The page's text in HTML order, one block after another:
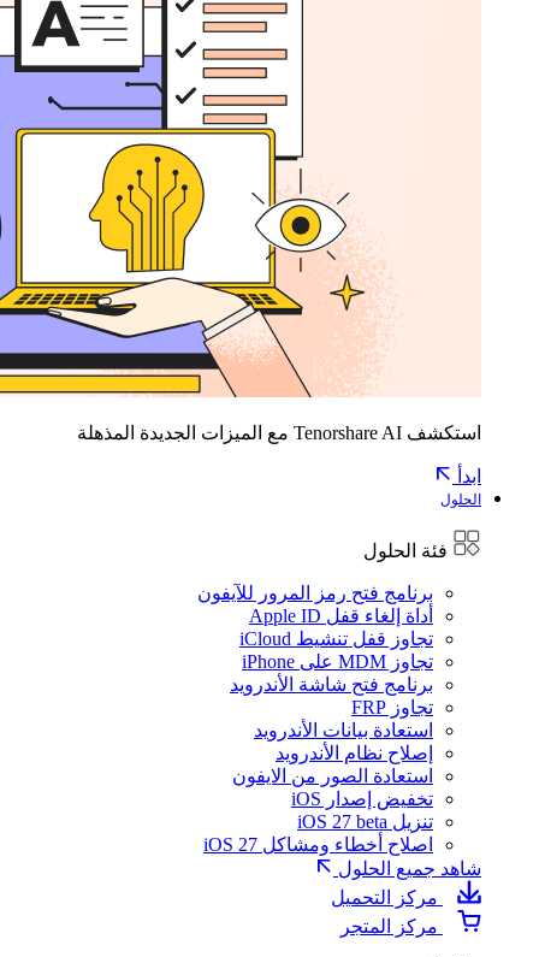
استكشف Tenorshare AI مع الميزات الجديدة المذهلة
ابدأ
الحلول
فئة الحلول
برنامج فتح رمز المرور للآيفون
أداة إلغاء قفل Apple ID
تجاوز قفل تنشيط iCloud
تجاوز MDM على iPhone
برنامج فتح شاشة الأندرويد
تجاوز FRP
استعادة بيانات الأندرويد
إصلاح نظام الأندرويد
استعادة الصور من الايفون
تخفيض إصدار iOS
تنزيل iOS 27 beta
اصلاح أخطاء ومشاكل iOS 27
شاهد جميع الحلول
مركز التحميل
مركز المتجر